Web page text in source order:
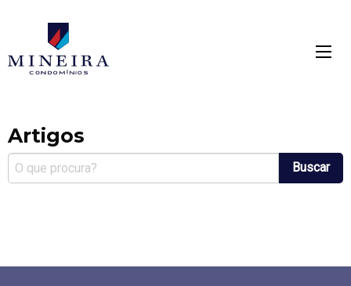
Mineira condomínios
Artigos
Buscar